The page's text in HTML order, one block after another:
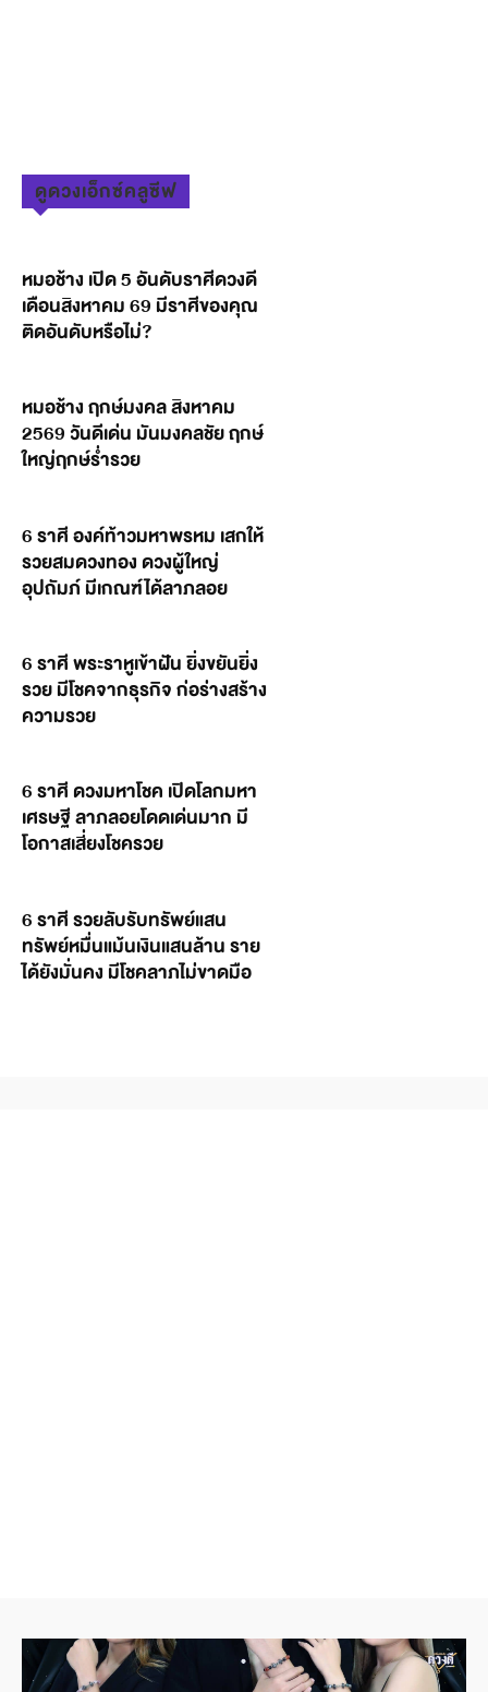
ดูดวงเอ็กซ์คลูซีฟ
หมอช้าง เปิด 5 อันดับราศีดวงดี
เดือนสิงหาคม 69 มีราศีของคุณ
ติดอันดับหรือไม่?
หมอช้าง ฤกษ์มงคล สิงหาคม
2569 วันดีเด่น มันมงคลชัย ฤกษ์
ใหญ่ฤกษ์ร่ำรวย
6 ราศี องค์ท้าวมหาพรหม เสกให้
รวยสมดวงทอง ดวงผู้ใหญ่
อุปถัมภ์ มีเกณฑ์ได้ลาภลอย
6 ราศี พระราหูเข้าฝัน ยิ่งขยันยิ่ง
รวย มีโชคจากธุรกิจ ก่อร่างสร้าง
ความรวย
6 ราศี ดวงมหาโชค เปิดโลกมหา
เศรษฐี ลาภลอยโดดเด่นมาก มี
โอกาสเสี่ยงโชครวย
6 ราศี รวยลับรับทรัพย์แสน
ทรัพย์หมื่นแม้นเงินแสนล้าน ราย
ได้ยังมั่นคง มีโชคลาภไม่ขาดมือ